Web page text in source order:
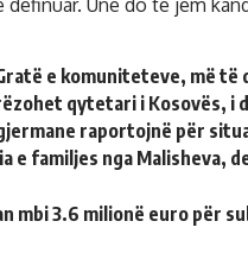
definuar. Unë do të jem
Gratë e komuniteteve, më
qytetari i Kosovës, i
raportojnë për
e familjes nga Malisheva,
mbi 3.6 milionë euro për